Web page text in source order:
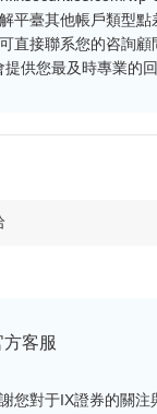
平臺其他帳戶類型
直接聯系您的咨詢
供您最及時專業的回
方客服
您對于IX證券的關